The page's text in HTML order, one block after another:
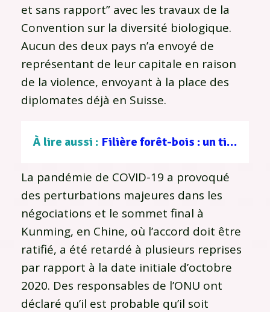
et sans rapport” avec les travaux de la
Convention sur la diversité biologique.
Aucun des deux pays n’a envoyé de
représentant de leur capitale en raison
de la violence, envoyant à la place des
diplomates déjà en Suisse.
À lire aussi : Filière forêt-bois : un tissu d’entreprises au service d’une gestion durable
La pandémie de COVID-19 a provoqué
des perturbations majeures dans les
négociations et le sommet final à
Kunming, en Chine, où l’accord doit être
ratifié, a été retardé à plusieurs reprises
par rapport à la date initiale d’octobre
2020. Des responsables de l’ONU ont
déclaré qu’il est probable qu’il soit